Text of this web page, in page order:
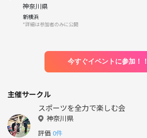
神奈川県
新横浜
*詳細は参加者のみに公開
今すぐイベントに参加！！
主催サークル
スポーツを全力で楽しむ会
神奈川県
評価 0件